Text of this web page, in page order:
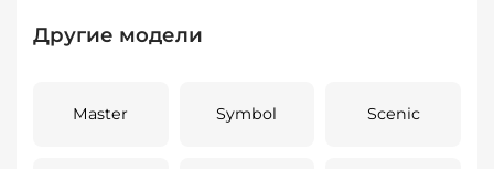
Другие модели
Master Symbol Scenic